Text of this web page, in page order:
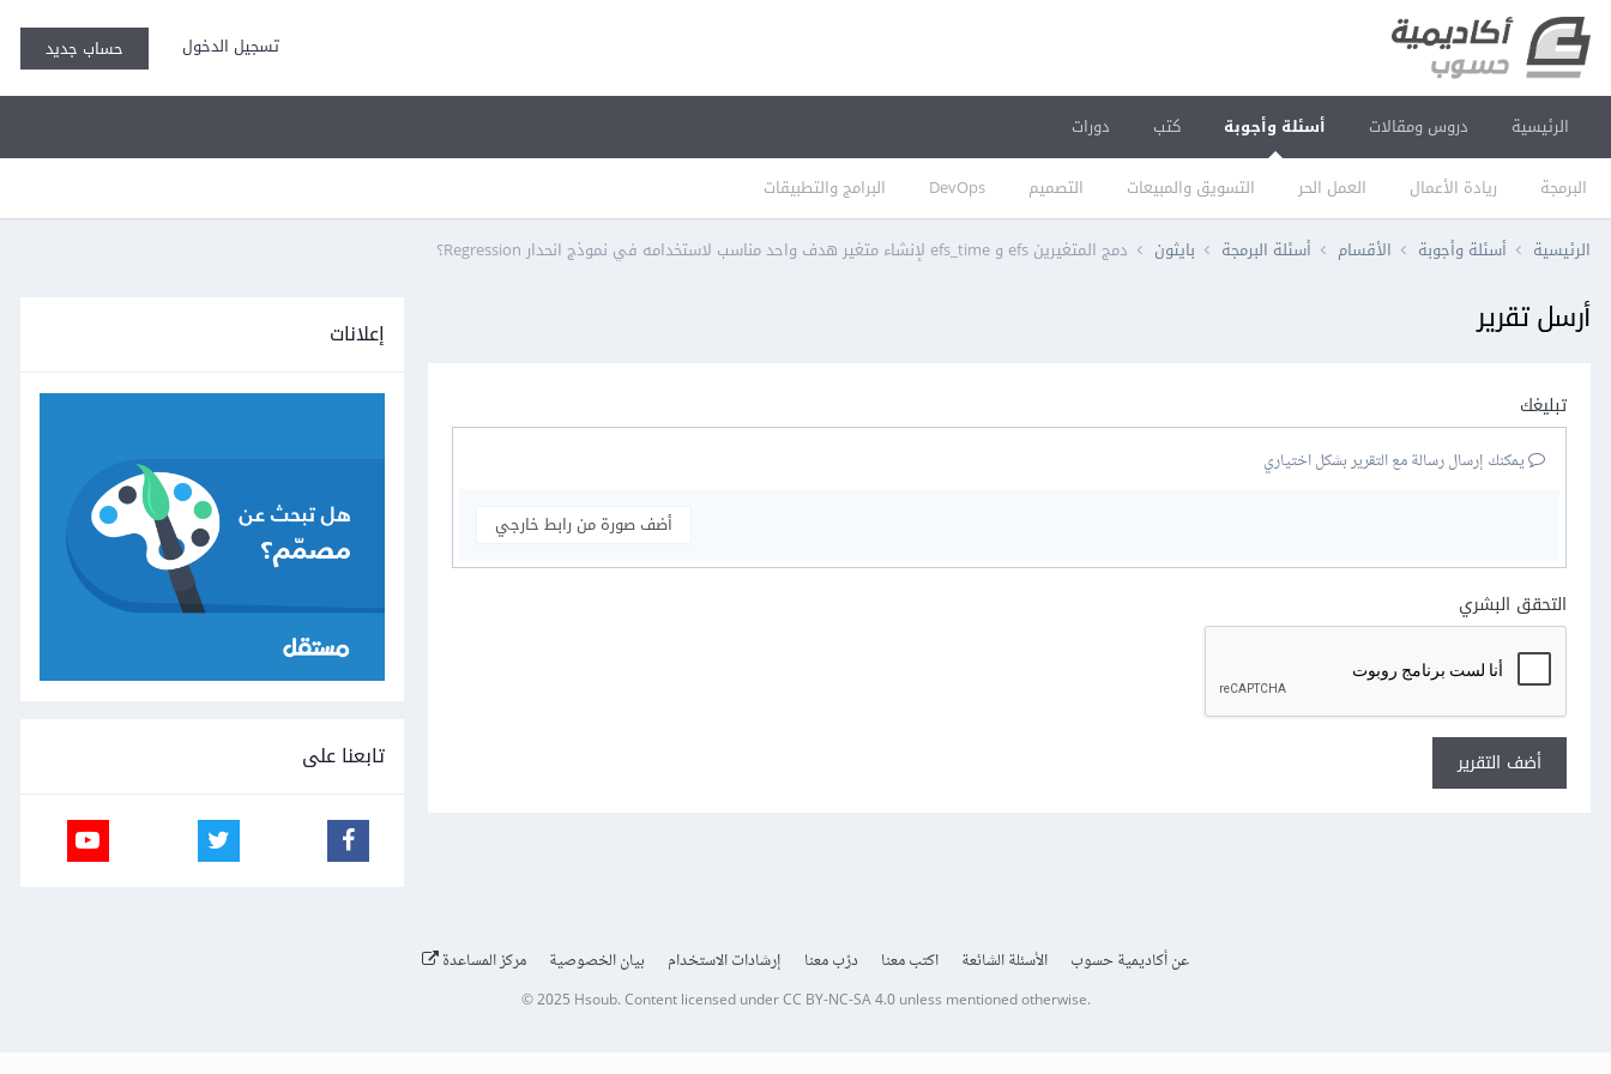
تسجيل الدخول حساب جديد
الرئيسية دروس ومقالات أسئلة وأجوبة
البرمجة ريادة الأعمال العمل الحر التسويق والمبيعات التصميم DevOps البرامج والتطبيقات
كتب دورات
الرئيسية أسئلة وأجوبة الأقسام أسئلة البرمجة بايثون دمج المتغيرين efs و efs_time لإنشاء متغير هدف واحد مناسب لاستخدامه في نموذج انحدار Regression؟
أرسل تقرير
تبليغك
يمكنك إرسال رسالة مع التقرير بشكل اختياري
أضف صورة من رابط خارجي
التحقق البشري
أضف التقرير
إعلانات
تابعنا على
عن أكاديمية حسوب الأسئلة الشائعة اكتب معنا درّب معنا إرشادات الاستخدام بيان الخصوصية مركز المساعدة
© 2025 Hsoub.Content licensed underCC BY-NC-SA 4.0unless mentioned otherwise.